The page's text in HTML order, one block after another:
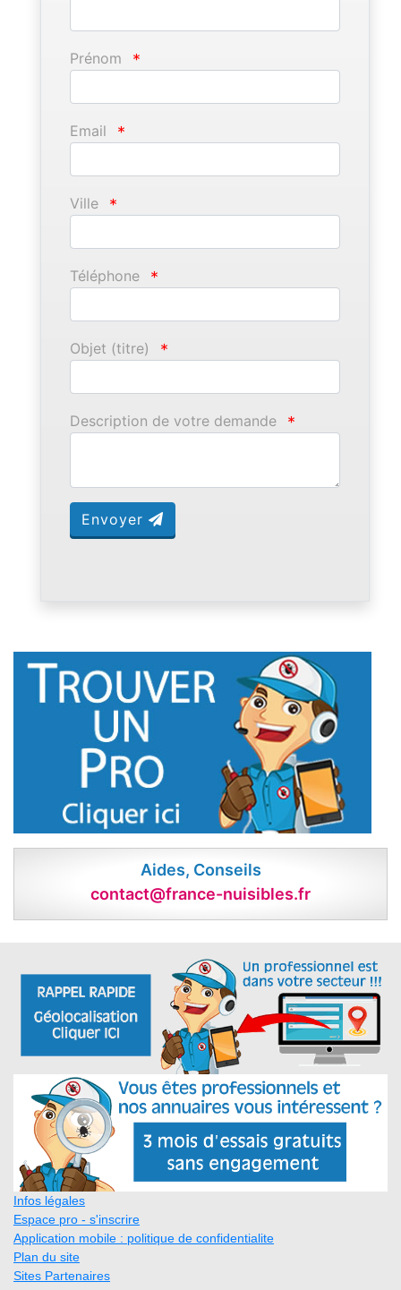
Prénom *
Email *
Ville *
Téléphone *
Objet (titre) *
Description de votre demande *
Envoyer
Aides, Conseils
contact@france-nuisibles.fr
Infos légales
Espace pro - s'inscrire
Application mobile : politique de confidentialite
Plan du site
Sites Partenaires